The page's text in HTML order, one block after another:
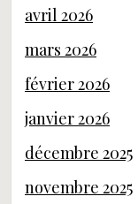
avril 2026
mars 2026
février 2026
janvier 2026
décembre 2025
novembre 2025